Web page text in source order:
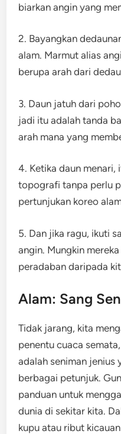
biarkan angin yang
2. Bayangkan
alam. Marmut alias
berupa arah dari
3. Daun jatuh dari
jadi itu adalah tanda
arah mana yang
4. Ketika daun menari,
topografi tanpa perlu
pertunjukan koreo
5. Dan jika ragu, ikuti
angin. Mungkin
peradaban daripada
Alam: Sang
Tidak jarang, kita
penentu cuaca
adalah seniman jenius
berbagai petunjuk.
panduan untuk
dunia di sekitar kita.
kupu atau ribut